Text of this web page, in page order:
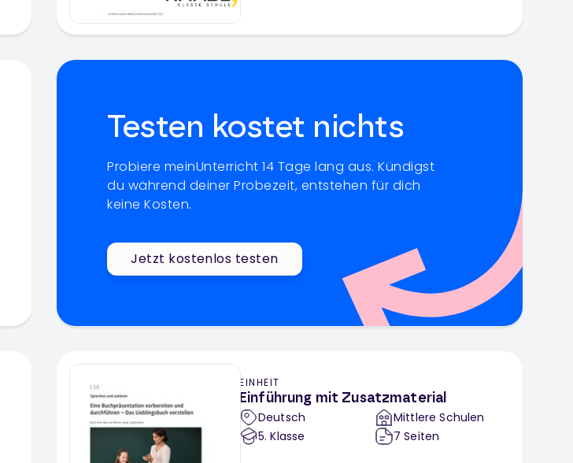
Testen kostet nichts
Probiere meinUnterricht 14 Tage lang aus. Kündigst
du während deiner Probezeit, entstehen für dich
keine Kosten.
Jetzt kostenlos testen
EINHEIT
Einführung mit Zusatzmaterial
Deutsch
5. Klasse
Mittlere Schulen
7 Seiten